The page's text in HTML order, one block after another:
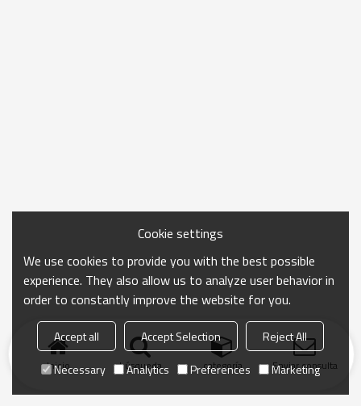
Inicio búsqueda categoría Enviar consulta
Cookie settings
We use cookies to provide you with the best possible
experience. They also allow us to analyze user behavior in
order to constantly improve the website for you.
Accept all Accept Selection
Reject All
Necessary
Analytics Preferences Marketing